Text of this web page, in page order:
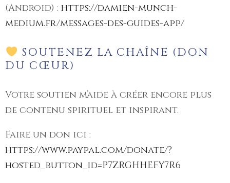
(Android) : https://damien-munch-
medium.fr/messages-des-guides-app/
SOUTENEZ LA CHAÎNE (DON
DU CŒUR)
Votre soutien m’aide à créer encore plus
de contenu spirituel et inspirant.
Faire un don ici :
https://www.paypal.com/donate/?
hosted_button_id=P7ZRGHHEFY7R6